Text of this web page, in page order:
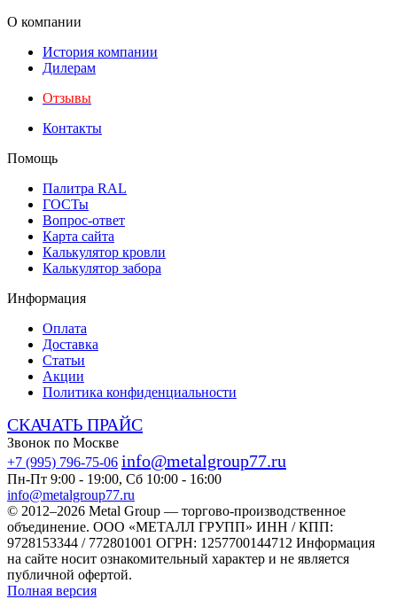
О компании
История компании
Дилерам
Отзывы
Контакты
Помощь
Палитра RAL
ГОСТы
Вопрос-ответ
Карта сайта
Калькулятор кровли
Калькулятор забора
Информация
Оплата
Доставка
Статьи
Акции
Политика конфиденциальности
СКАЧАТЬ ПРАЙС
Звонок по Москве
+7 (995) 796-75-06 info@metalgroup77.ru
Пн-Пт 9:00 - 19:00, Сб 10:00 - 16:00
info@metalgroup77.ru
© 2012–2026 Metal Group — торгово-производственное
объединение. ООО «МЕТАЛЛ ГРУПП» ИНН / КПП:
9728153344 / 772801001 ОГРН: 1257700144712 Информация
на сайте носит ознакомительный характер и не является
публичной офертой.
Полная версия